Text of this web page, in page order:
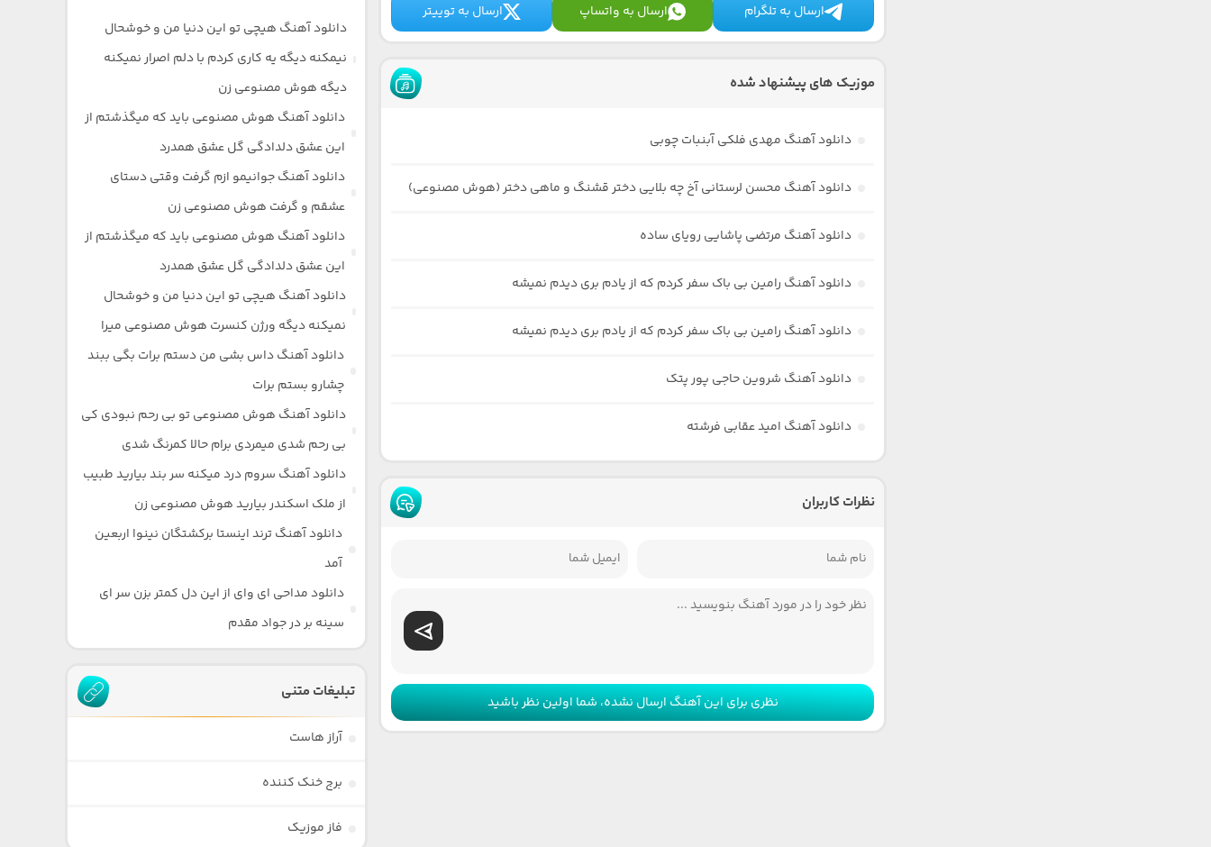
ارسال به تلگرام ارسال به واتساپ ارسال به توییتر
موزیک های پیشنهاد شده
دانلود آهنگ مهدی فلکی آبنبات چوبی
دانلود آهنگ محسن لرستانی آخ چه بلایی دختر قشنگ و ماهی دختر (هوش مصنوعی)
دانلود آهنگ مرتضی پاشایی رویای ساده
دانلود آهنگ رامین بی باک سفر کردم که از یادم بری دیدم نمیشه
دانلود آهنگ رامین بی باک سفر کردم که از یادم بری دیدم نمیشه
دانلود آهنگ شروین حاجی پور پتک
دانلود آهنگ امید عقابی فرشته
نظرات کاربران
نظری برای این آهنگ ارسال نشده، شما اولین نظر باشید
دانلود آهنگ هیچی تو این دنیا من و خوشحال
نیمکنه دیگه یه کاری کردم با دلم اصرار نمیکنه
دیگه هوش مصنوعی زن
دانلود آهنگ هوش مصنوعی باید که میگذشتم از
این عشق دلدادگی گل عشق همدرد
دانلود آهنگ جوانیمو ازم گرفت وقتی دستای
عشقم و گرفت هوش مصنوعی زن
دانلود آهنگ هوش مصنوعی باید که میگذشتم از
این عشق دلدادگی گل عشق همدرد
دانلود آهنگ هیچی تو این دنیا من و خوشحال
نمیکنه دیگه ورژن کنسرت هوش مصنوعی میرا
دانلود آهنگ داس بشی من دستم برات بگی ببند
چشارو بستم برات
دانلود آهنگ هوش مصنوعی تو بی رحم نبودی کی
بی رحم شدی میمردی برام حالا کمرنگ شدی
دانلود آهنگ سروم درد میکنه سر بند بیارید طبیب
از ملک اسکندر بیارید هوش مصنوعی زن
دانلود آهنگ ترند اینستا برکشتگان نینوا اربعین
آمد
دانلود مداحی ای وای از این دل کمتر بزن سر ای
سینه بر در جواد مقدم
تبلیغات متنی
آراز هاست
برج خنک کننده
فاز موزیک